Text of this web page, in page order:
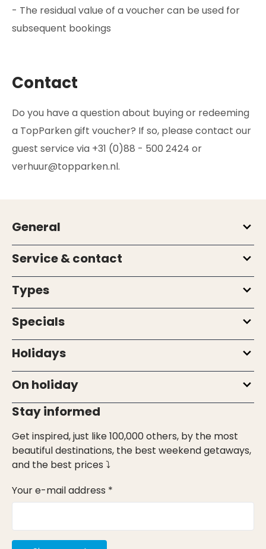
- The residual value of a voucher can be used for
subsequent bookings
Contact
Do you have a question about buying or redeeming
a TopParken gift voucher? If so, please contact our
guest service via +31 (0)88 - 500 2424 or
verhuur@topparken.nl.
General
Service & contact
Types
Specials
Holidays
On holiday
Stay informed
Get inspired, just like 100,000 others, by the most
beautiful destinations, the best weekend getaways,
and the best prices ⤵
Your e-mail address *